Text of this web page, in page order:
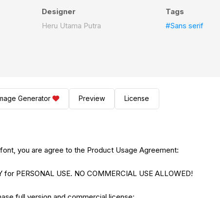
Designer
Heru Utama Putra
Tags
#Sans serif
Generator Preview License
you are agree to the Product Usage Agreement:
PERSONAL USE. NO COMMERCIAL USE ALLOWED!